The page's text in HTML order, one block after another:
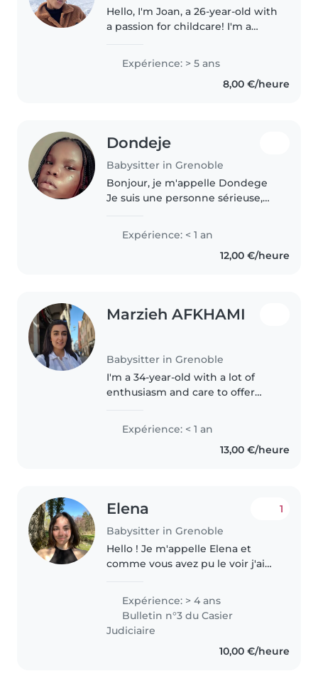
Hello, I'm Joan, a 26-year-old with
a passion for childcare! I'm a
responsible babysitter with
experience caring for children of
all ages. I particularly, e.g.,..
Expérience: > 5 ans
8,00 €/heure
Dondeje
Babysitter in Grenoble
Bonjour, je m'appelle Dondege
Je suis une personne sérieuse,
enfants. J'ai déjà de l'expérience
avec les enfants (famille,
frères/sœurs ou autre si..
Expérience: < 1 an
12,00 €/heure
Marzieh AFKHAMI
Babysitter in Grenoble
I'm a 34-year-old with a lot of
enthusiasm and care to offer
have any formal babysitting
experience yet, I'm very patient,
empathetic, and great with..
Expérience: < 1 an
13,00 €/heure
Elena
Babysitter in Grenoble
1
Hello ! Je m'appelle Elena et
comme vous avez pu le voir j'ai
enfants. Je fais actuellement de
l'animation dans une ecole
primaire et je garde une petite..
Expérience: > 4 ans
Bulletin n°3 du Casier
Judiciaire
10,00 €/heure